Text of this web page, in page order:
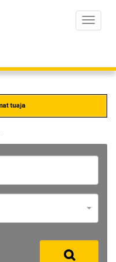
Toggle